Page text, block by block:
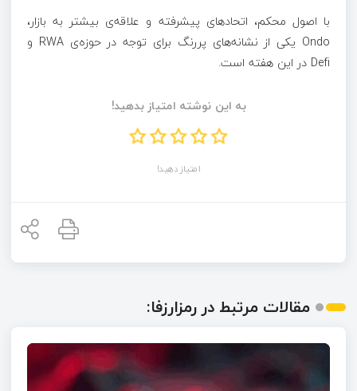
با اصول محکم، اتحادهای پیشرفته و علاقه‌ی بیشتر به بازار،
Ondo یکی از نشانه‌های پررنگ برای توجه در حوزه‌ی RWA و
Defi در این هفته است.
به این نوشته امتیاز بدهید!
امتیاز دهید!
مقالات مرتبط در رمزارزفا: